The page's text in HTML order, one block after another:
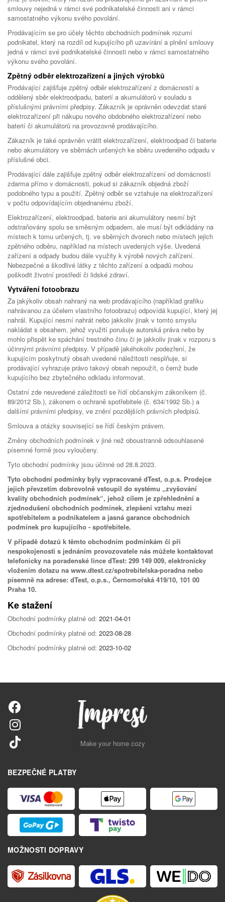
smlouvy nejedná v rámci své podnikatelské činnosti ani v rámci
samostatného výkonu svého povolání.
Prodávajícím se pro účely těchto obchodních podmínek rozumí
podnikatel, který na rozdíl od kupujícího při uzavírání a plnění smlouvy
jedná v rámci své podnikatelské činnosti nebo v rámci samostatného
výkonu svého povolání.
Zpětný odběr elektrozařízení a jiných výrobků
Prodávající zajišťuje zpětný odběr elektrozařízení z domácností a
oddělený sběr elektroodpadu, baterií a akumulátorů v souladu s
příslušnými právními předpisy. Zákazník je oprávněn odevzdat staré
elektrozařízení při nákupu nového obdobného elektrozařízení nebo
baterií či akumulátorů na provozovně prodávajícího.
Zákazník je také oprávněn vrátit elektrozařízení, elektroodpad či baterie
nebo akumulátory ve sběrnách určených ke sběru uvedeného odpadu v
příslušné obci.
Prodávající dále zajišťuje zpětný odběr elektrozařízení od domácností
zdarma přímo v domácnosti, pokud si zákazník objedná zboží
podobného typu a použití. Zpětný odběr se vztahuje na elektrozařízení
v počtu odpovídajícím objednanému zboží.
Elektrozařízení, elektroodpad, baterie ani akumulátory nesmí být
odstraňovány spolu se směsným odpadem, ale musí být odkládány na
místech k tomu určených, tj. ve sběrných dvorech nebo místech jejich
zpětného odběru, například na místech uvedených výše. Uvedená
zařízení a odpady budou dále využity k výrobě nových zařízení.
Nebezpečné a škodlivé látky z těchto zařízení a odpadů mohou
poškodit životní prostředí či lidské zdraví.
Vytváření fotoobrazu
Za jakýkoliv obsah nahraný na web prodávajícího (například grafiku
nahrávanou za účelem vlastního fotoobrazu) odpovídá kupující, který jej
nahrál. Kupující nesmí nahrát nebo jakkoliv jinak v tomto smyslu
nakládat s obsahem, jehož využití porušuje autorská práva nebo by
mohlo přispět ke spáchání trestného činu či je jakkoliv jinak v rozporu s
účinnými právními předpisy. V případě jakéhokoliv podezření, že
kupujícím poskytnutý obsah uvedené náležitosti nesplňuje, si
prodávající vyhrazuje právo takový obsah nepoužít, o čemž bude
kupujícího bez zbytečného odkladu informovat.
Ostatní zde neuvedené záležitosti se řídí občanským zákoníkem (č.
89/2012 Sb.), zákonem o ochraně spotřebitele (č. 634/1992 Sb.) a
dalšími právními předpisy, ve znění pozdějších právních předpisů.
Smlouva a otázky související se řídí českým právem.
Změny obchodních podmínek v jiné než oboustranně odsouhlasené
písemné formě jsou vyloučeny.
Tyto obchodní podmínky jsou účinné od 28.8.2023.
Tyto obchodní podmínky byly vypracované dTest, o.p.s. Prodejce
jejich převzetím dobrovolně vstoupil do systému „zvyšování
kvality obchodních podmínek“, jehož cílem je zpřehlednění a
zjednodušení obchodních podmínek, zlepšení vztahu mezi
spotřebitelem a podnikatelem a jasná garance obchodních
podmínek pro kupujícího - spotřebitele.
V případě dotazů k těmto obchodním podmínkám či při
nespokojenosti s jednáním provozovatele nás můžete kontaktovat
telefonicky na poradenské lince dTest: 299 149 009, elektronicky
vložením dotazu na www.dtest.cz/spotrebitelska-poradna nebo
písemně na adrese: dTest, o.p.s., Černomořská 419/10, 101 00
Praha 10.
Ke stažení
Obchodní podmínky platné od: 2021-04-01
Obchodní podmínky platné od: 2023-08-28
Obchodní podmínky platné od: 2023-10-02
Make your home cozy
BEZPEČNÉ PLATBY
MOŽNOSTI DOPRAVY